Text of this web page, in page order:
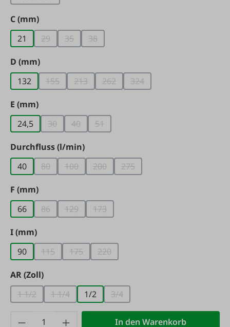
C (mm)auswählen
21
29(Diese Option ist zurzeit nicht verfügbar.)
35(Diese Option ist zurzeit nicht verfügbar.)
38(Diese Option ist zurzeit nicht
D (mm)auswählen
132
155(Diese Option ist zurzeit nicht verfügbar.)
213(Diese Option ist zurzeit nicht verfügbar.)
262(Diese Option ist zurzeit nicht
324(Diese Option ist zurzeit
E (mm)auswählen
24,5
30(Diese Option ist zurzeit nicht verfügbar.)
40(Diese Option ist zurzeit nicht verfügbar.)
51(Diese Option ist zurzeit nicht
Durchfluss (l/min)auswählen
40
80(Diese Option ist zurzeit nicht verfügbar.)
100(Diese Option ist zurzeit nicht verfügbar.)
200(Diese Option ist zurzeit nicht
275(Diese Option ist zurzeit
F (mm)auswählen
66
86(Diese Option ist zurzeit nicht verfügbar.)
129(Diese Option ist zurzeit nicht verfügbar.)
173(Diese Option ist zurzeit nicht
I (mm)auswählen
90
115(Diese Option ist zurzeit nicht verfügbar.)
175(Diese Option ist zurzeit nicht verfügbar.)
220(Diese Option ist zurzeit nicht
AR (Zoll)auswählen
1 1/2(Diese Option ist zurzeit nicht verfügbar.)
1 1/4(Diese Option ist zurzeit nicht verfügbar.)
1/2 3/4(Diese Option ist zurzeit nicht
Produkt Anzahl: Gib den gewünschten
In den Warenkorb